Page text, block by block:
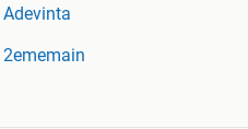
Adevinta
2ememain